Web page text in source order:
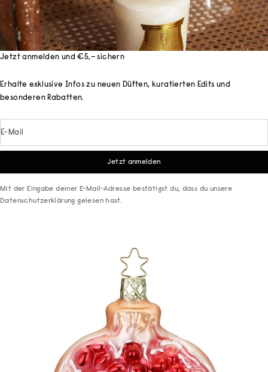
Jetzt anmelden und €5,– sichern
Erhalte exklusive Infos zu neuen Düften, kuratierten Edits und
besonderen Rabatten.
E-Mail
Jetzt anmelden
Mit der Eingabe deiner E-Mail-Adresse bestätigst du, dass du unsere
Datenschutzerklärung gelesen hast.